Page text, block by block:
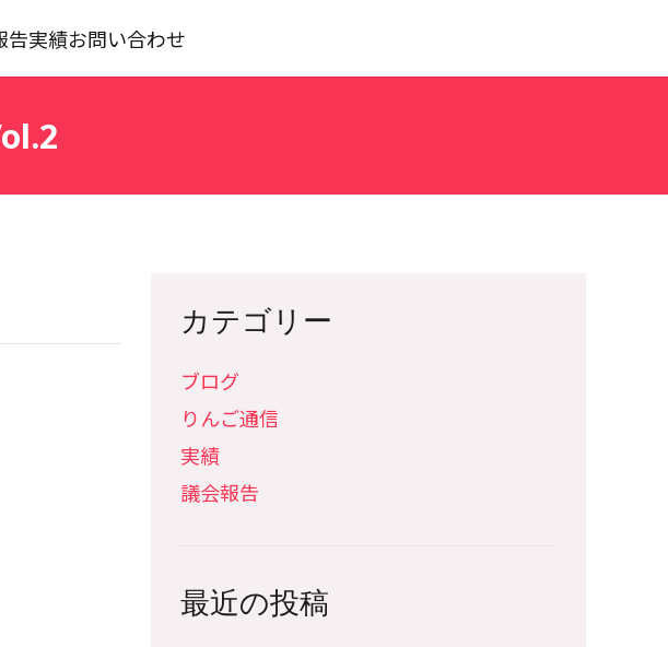
告実績お問い合わせ
カテゴリー
ブログ
りんご通信
実績
議会報告
最近の投稿